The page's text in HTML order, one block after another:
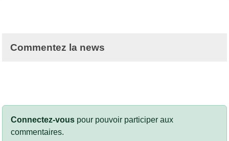
Commentez la news
Connectez-vous pour pouvoir participer aux
commentaires.